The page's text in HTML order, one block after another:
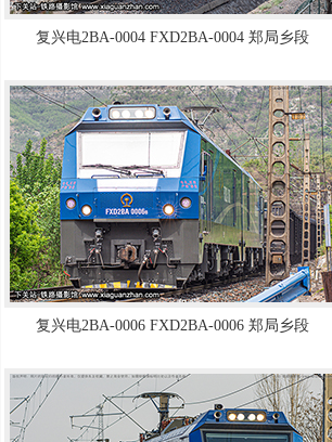
复兴电2BA-0004 FXD2BA-0004 郑局乡段
复兴电2BA-0006 FXD2BA-0006 郑局乡段